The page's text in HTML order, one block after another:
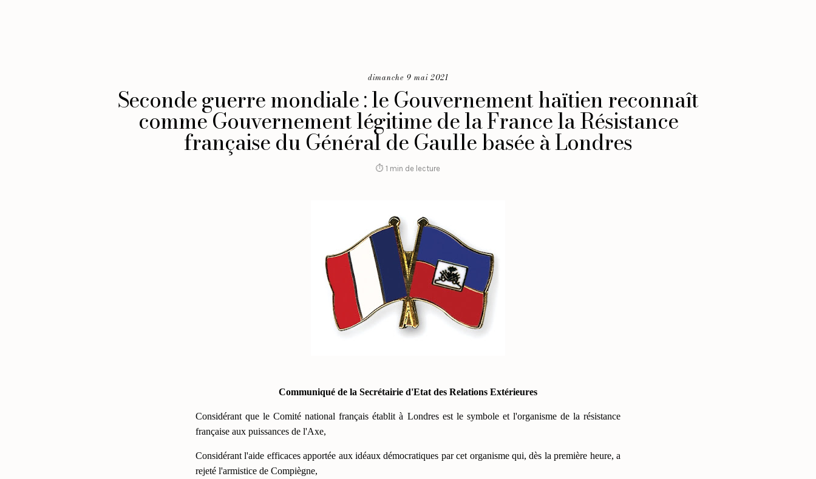
dimanche 9 mai 2021
Seconde guerre mondiale : le Gouvernement haïtien reconnaît
comme Gouvernement légitime de la France la Résistance
française du Général de Gaulle basée à Londres
⏱ 1 min de lecture
Communiqué de la Secrétairie d'Etat des Relations Extérieures
Considérant que le Comité national français établit à Londres est le symbole et l'organisme de la résistance
française aux puissances de l'Axe,
Considérant l'aide efficaces apportée aux idéaux démocratiques par cet organisme qui, dès la première heure, a
rejeté l'armistice de Compiègne,